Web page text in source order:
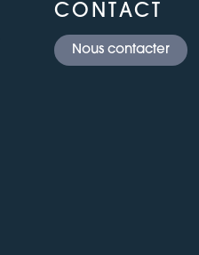
CONTACT
Nous contacter